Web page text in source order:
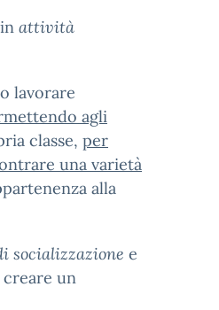
in attività
lavorare
agli
classe, per
una varietà
alla
socializzazione e
un